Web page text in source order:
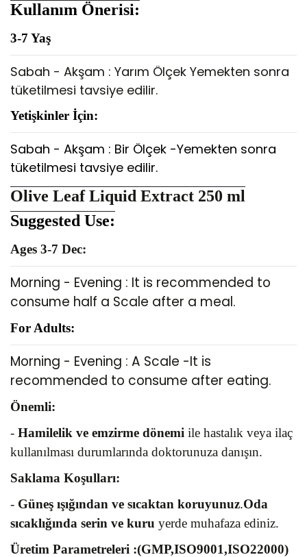
Kullanım Önerisi:
3-7 Yaş
Sabah - Akşam : Yarım Ölçek Yemekten sonra
tüketilmesi tavsiye edilir.
Yetişkinler İçin:
Sabah - Akşam : Bir Ölçek -Yemekten sonra
tüketilmesi tavsiye edilir.
Olive Leaf Liquid Extract 250 ml
Suggested Use:
Ages 3-7 Dec:
Morning - Evening : It is recommended to
consume half a Scale after a meal.
For Adults:
Morning - Evening : A Scale -It is
recommended to consume after eating.
Önemli:
- Hamilelik ve emzirme dönemi ile hastalık veya ilaç
kullanılması durumlarında doktorunuza danışın.
Saklama Koşulları:
- Güneş ışığından ve sıcaktan koruyunuz.Oda
sıcaklığında serin ve kuru yerde muhafaza ediniz.
Üretim Parametreleri :(GMP,ISO9001,ISO22000)